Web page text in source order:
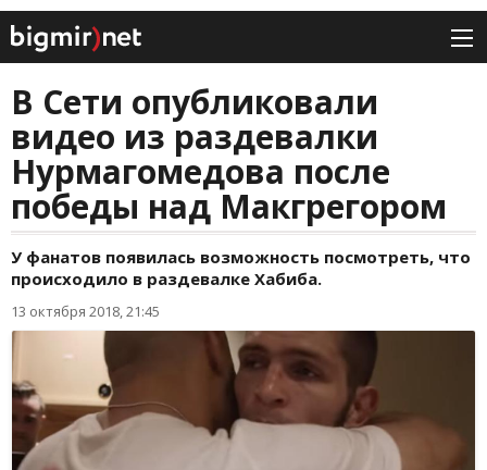
В Сети опубликовали
видео из раздевалки
Нурмагомедова после
победы над Макгрегором
У фанатов появилась возможность посмотреть, что
происходило в раздевалке Хабиба.
13 октября 2018, 21:45